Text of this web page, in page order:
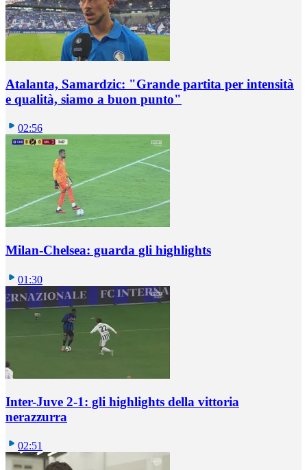
Atalanta, Samardzic: "Grande partita per intensità
e qualità, siamo a buon punto"
02:56
Milan-Chelsea: guarda gli highlights
01:30
Inter-Juve 2-1: gli highlights della vittoria
nerazzurra
02:51